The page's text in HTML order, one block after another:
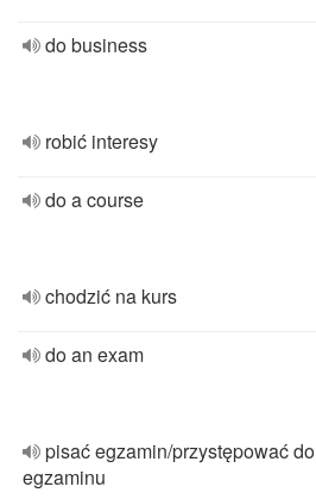
do business
robić interesy
do a course
chodzić na kurs
do an exam
pisać egzamin/przystępować do
egzaminu